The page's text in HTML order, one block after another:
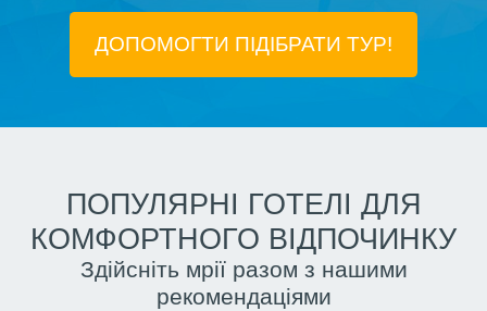
ДОПОМОГТИ ПІДIБРАТИ ТУР!
ПОПУЛЯРНІ ГОТЕЛІ ДЛЯ
КОМФОРТНОГО ВІДПОЧИНКУ
Здійсніть мрії разом з нашими
рекомендаціями